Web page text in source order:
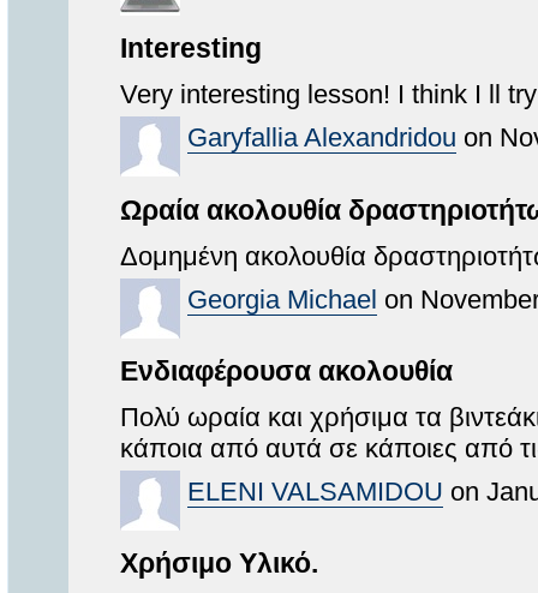
Interesting
Very interesting lesson! I think I ll
Garyfallia Alexandridou on
Ωραία ακολουθία
Δομημένη ακολουθία
Georgia Michael on
Ενδιαφέρουσα ακολουθία
Πολύ ωραία και χρήσιμα τα
κάποια από αυτά σε κάποιες από
ELENI VALSAMIDOU on
Χρήσιμο Υλικό.